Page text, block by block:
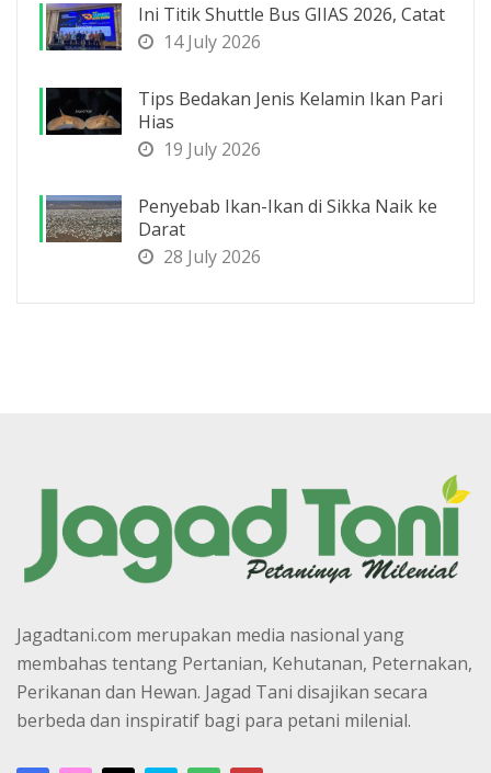
Ini Titik Shuttle Bus GIIAS 2026, Catat
14 July 2026
Tips Bedakan Jenis Kelamin Ikan Pari
Hias
19 July 2026
Penyebab Ikan-Ikan di Sikka Naik ke
Darat
28 July 2026
Jagadtani.com merupakan media nasional yang
membahas tentang Pertanian, Kehutanan, Peternakan,
Perikanan dan Hewan. Jagad Tani disajikan secara
berbeda dan inspiratif bagi para petani milenial.